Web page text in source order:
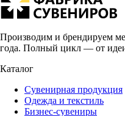
Производим и брендируем
года. Полный цикл — от
Каталог
Сувенирная продукция
Одежда и текстиль
Бизнес-сувениры